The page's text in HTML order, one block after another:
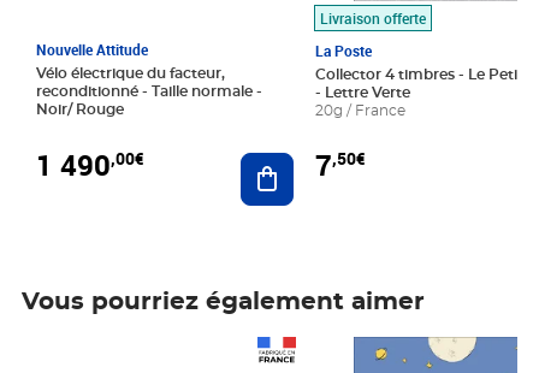
Nouvelle Attitude
Vélo électrique du facteur,
reconditionné - Taille normale -
Noir/ Rouge
1 490,00€ Ajouter au panier
Livraison offerte
La Poste
Collector 4 timbres - Le Petit
- Lettre Verte
20g / France
7,50€
Vous pourriez également aimer
Prix 7,50€